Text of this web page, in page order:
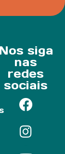
Nos siga
nas
redes
sociais